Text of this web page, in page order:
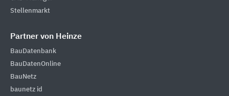
Stellenmarkt
Partner von Heinze
BauDatenbank
BauDatenOnline
BauNetz
baunetz id